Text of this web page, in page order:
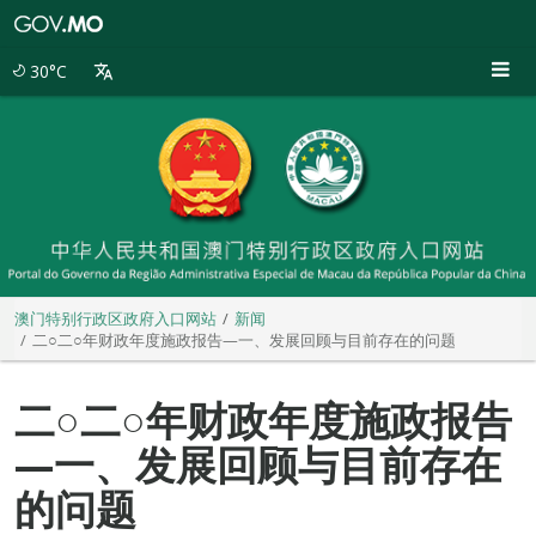
30°C
澳门特别行政区政府入口网站
新闻
二○二○年财政年度施政报告—一、发展回顾与目前存在的问题
二○二○年财政年度施政报告
—一、发展回顾与目前存在
的问题